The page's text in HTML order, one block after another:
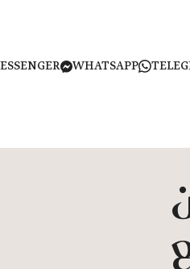
WHATSAPP
MESSENGER